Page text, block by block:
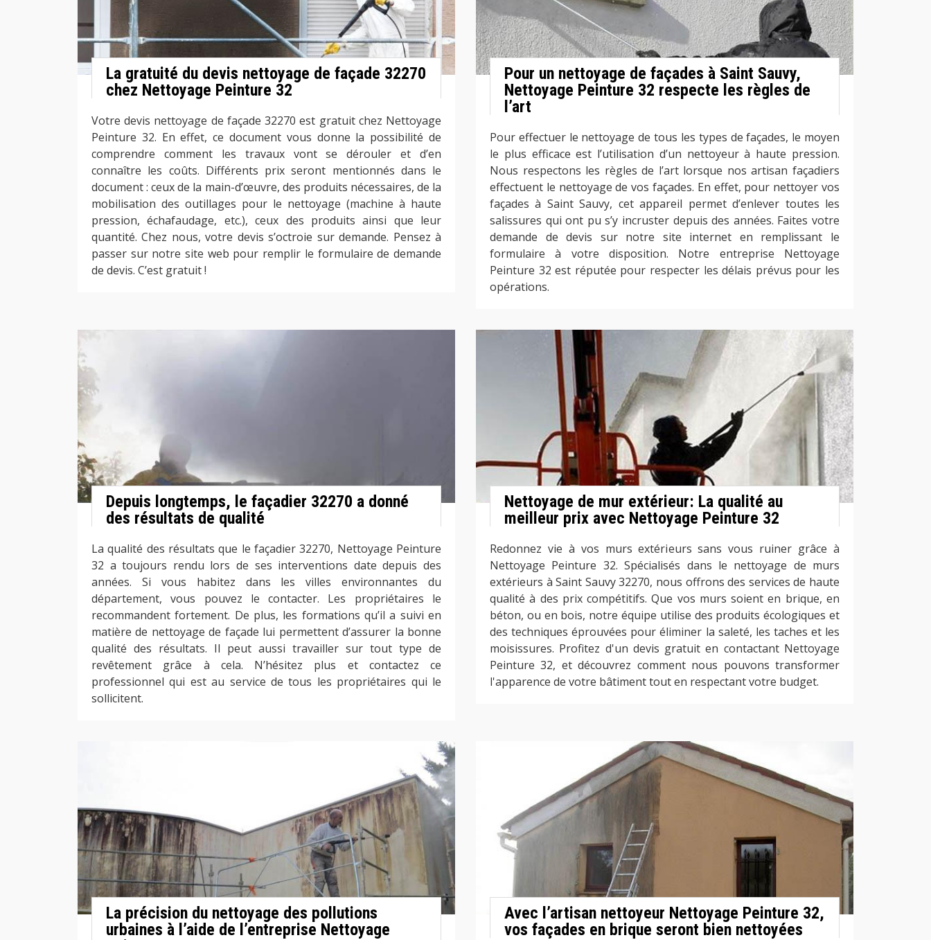
La gratuité du devis nettoyage de façade 32270
chez Nettoyage Peinture 32
Votre devis nettoyage de façade 32270 est gratuit chez Nettoyage
Peinture 32. En effet, ce document vous donne la possibilité de
comprendre comment les travaux vont se dérouler et d’en
connaître les coûts. Différents prix seront mentionnés dans le
document : ceux de la main-d’œuvre, des produits nécessaires, de la
mobilisation des outillages pour le nettoyage (machine à haute
pression, échafaudage, etc.), ceux des produits ainsi que leur
quantité. Chez nous, votre devis s’octroie sur demande. Pensez à
passer sur notre site web pour remplir le formulaire de demande
de devis. C’est gratuit !
Pour un nettoyage de façades à Saint Sauvy,
Nettoyage Peinture 32 respecte les règles de
l’art
Pour effectuer le nettoyage de tous les types de façades, le moyen
le plus efficace est l’utilisation d’un nettoyeur à haute pression.
Nous respectons les règles de l’art lorsque nos artisan façadiers
effectuent le nettoyage de vos façades. En effet, pour nettoyer vos
façades à Saint Sauvy, cet appareil permet d’enlever toutes les
salissures qui ont pu s’y incruster depuis des années. Faites votre
demande de devis sur notre site internet en remplissant le
formulaire à votre disposition. Notre entreprise Nettoyage
Peinture 32 est réputée pour respecter les délais prévus pour les
opérations.
Depuis longtemps, le façadier 32270 a donné
des résultats de qualité
La qualité des résultats que le façadier 32270, Nettoyage Peinture
32 a toujours rendu lors de ses interventions date depuis des
années. Si vous habitez dans les villes environnantes du
département, vous pouvez le contacter. Les propriétaires le
recommandent fortement. De plus, les formations qu’il a suivi en
matière de nettoyage de façade lui permettent d’assurer la bonne
qualité des résultats. Il peut aussi travailler sur tout type de
revêtement grâce à cela. N’hésitez plus et contactez ce
professionnel qui est au service de tous les propriétaires qui le
sollicitent.
Nettoyage de mur extérieur: La qualité au
meilleur prix avec Nettoyage Peinture 32
Redonnez vie à vos murs extérieurs sans vous ruiner grâce à
Nettoyage Peinture 32. Spécialisés dans le nettoyage de murs
extérieurs à Saint Sauvy 32270, nous offrons des services de haute
qualité à des prix compétitifs. Que vos murs soient en brique, en
béton, ou en bois, notre équipe utilise des produits écologiques et
des techniques éprouvées pour éliminer la saleté, les taches et les
moisissures. Profitez d'un devis gratuit en contactant Nettoyage
Peinture 32, et découvrez comment nous pouvons transformer
l'apparence de votre bâtiment tout en respectant votre budget.
La précision du nettoyage des pollutions
urbaines à l’aide de l’entreprise Nettoyage
Avec l’artisan nettoyeur Nettoyage Peinture 32,
vos façades en brique seront bien nettoyées